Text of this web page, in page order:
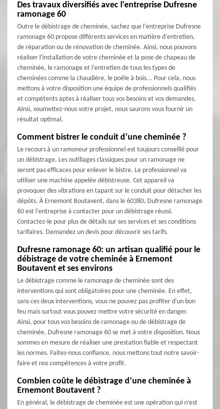
Des travaux diversifiés avec l'entreprise Dufresne
ramonage 60
Outre le débistrage de cheminée, sachez que l'entreprise Dufresne
ramonage 60 propose différents services en matière d'entretien,
de réparation ou de rénovation de cheminée. Ainsi, nous pouvons
réaliser l'installation de votre cheminée et la pose de chapeau de
cheminée, le ramonage et l'entretien de tous les types de
cheminées comme la chaudière, le poêle à bois... Pour cela, nous
mettons à votre disposition une équipe de professionnels qualifiés
et compétents aptes à réaliser tous vos besoins et vos demandes.
Ainsi, soumettez-nous votre projet, nous saurons vous fournir un
résultat optimal.
Comment bistrer le conduit d’une cheminée ?
Le recours à un ramoneur professionnel est toujours conseillé pour
un débistrage. Les outillages classiques pour un ramonage ne
seront pas efficaces pour enlever le bistre. Le professionnel va
utiliser une machine appelée débistreuse. Cet appareil va
provoquer des vibrations en tapant sur le conduit pour détacher les
dépôts. À Ernemont Boutavent, dans le 60380, Dufresne ramonage
60 est l’entreprise à contacter pour un débistrage réussi.
Contactez-le pour plus de détails sur ses services et ses conditions
tarifaires. Demandez un devis pour découvrir ses tarifs.
Dufresne ramonage 60: un artisan qualifié pour le
débistrage de votre cheminée à Ernemont
Boutavent et ses environs
Le débistrage comme le ramonage de cheminée sont des
interventions qui sont obligatoires pour une cheminée. En effet,
sans ces deux interventions, vous ne pouvez pas profiter d'un bon
feu mais surtout vous pouvez mettre votre sécurité en danger.
Ainsi, pour tous vos besoins de ramonage ou de débistrage de
cheminée, Dufresne ramonage 60 se met à votre disposition. Nous
sommes en mesure de réaliser une prestation fiable et respectant
les normes. Faites-nous confiance, nous mettons tout notre savoir-
faire et nos compétences à votre profit.
Combien coûte le débistrage d’une cheminée à
Ernemont Boutavent ?
En général, le débistrage de cheminée est une opération qui n’est